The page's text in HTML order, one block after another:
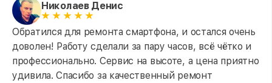
Николаев Денис
Обратился для ремонта смартфона, и остался очень
доволен! Работу сделали за пару часов, всё чётко и
профессионально. Сервис на высоте, а цена приятно
удивила. Спасибо за качественный ремонт